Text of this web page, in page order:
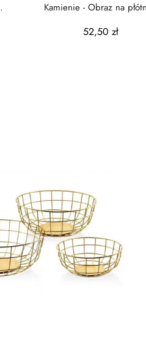
Kamienie - Obraz na
52,50 zł